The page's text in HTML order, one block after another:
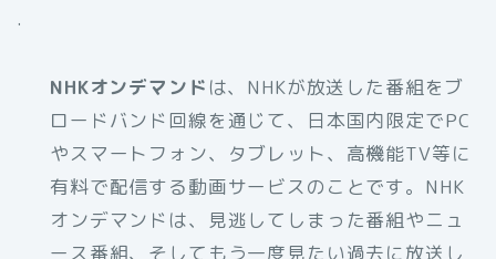
.
NHKオンデマンド は、NHKが放送した番組をブ
ロードバンド回線を通じて、日本国内限定でPC
やスマートフォン、タブレット、高機能TV等に
有料で配信する動画サービスのことです。NHK
オンデマンドは、見逃してしまった番組やニュ
ース番組、そしてもう一度見たい過去に放送し